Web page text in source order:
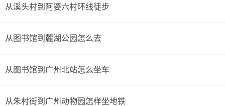
从溪头村到阿婆六村环线徒步
从图书馆到麓湖公园怎么去
从图书馆到广州北站怎么坐车
从朱村街到广州动物园怎样坐地铁